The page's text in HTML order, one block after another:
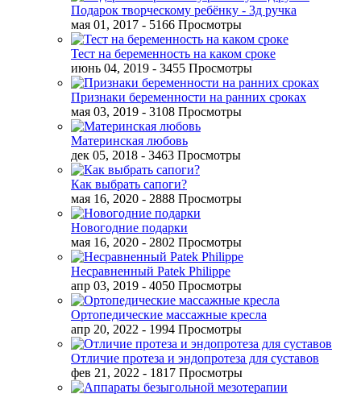
Подарок творческому ребёнку - 3д ручка
мая 01, 2017 - 5166 Просмотры
Тест на беременность на каком сроке
июнь 04, 2019 - 3455 Просмотры
Признаки беременности на ранних сроках
мая 03, 2019 - 3108 Просмотры
Материнская любовь
дек 05, 2018 - 3463 Просмотры
Как выбрать сапоги?
мая 16, 2020 - 2888 Просмотры
Новогодние подарки
мая 16, 2020 - 2802 Просмотры
Несравненный Patek Philippe
апр 03, 2019 - 4050 Просмотры
Ортопедические массажные кресла
апр 20, 2022 - 1994 Просмотры
Отличие протеза и эндопротеза для суставов
фев 21, 2022 - 1817 Просмотры